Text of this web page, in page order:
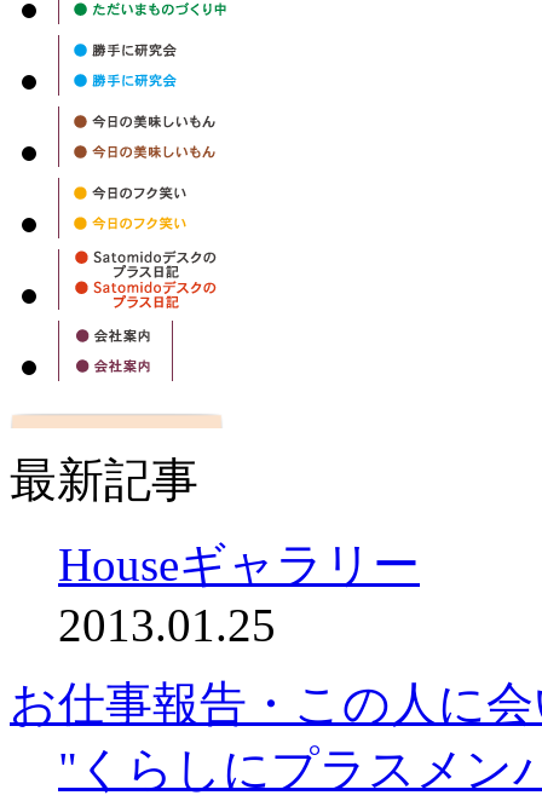
最新記事
Houseギャラリー
2013.01.25
お仕事報告・この人に
"くらしにプラスメン